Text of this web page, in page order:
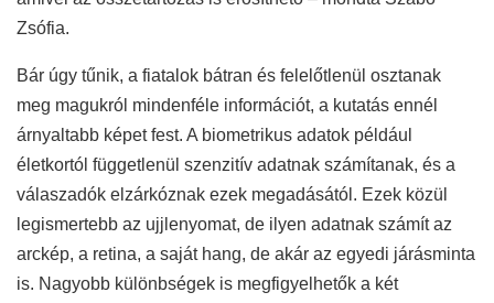
Zsófia.
Bár úgy tűnik, a fiatalok bátran és felelőtlenül osztanak
meg magukról mindenféle információt, a kutatás ennél
árnyaltabb képet fest. A biometrikus adatok például
életkortól függetlenül szenzitív adatnak számítanak, és a
válaszadók elzárkóznak ezek megadásától. Ezek közül
legismertebb az ujjlenyomat, de ilyen adatnak számít az
arckép, a retina, a saját hang, de akár az egyedi járásminta
is. Nagyobb különbségek is megfigyelhetők a két